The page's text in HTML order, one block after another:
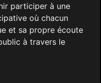
participer à une
où chacun
et sa propre écoute
à travers le